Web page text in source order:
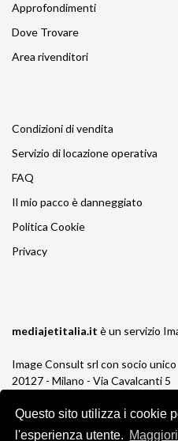
Questo sito utilizza i cookie
l'esperienza utente.
Approfondimenti
Dove Trovare
Area rivenditori
Condizioni di vendita
Servizio di locazione operativa
FAQ
Il mio pacco è danneggiato
Politica Cookie
Privacy
mediajetitalia.it è un servizio
Image Consult srl con socio unico
20127 - Milano - Via Cavalcanti 5
P.IVA e C.F. 03383650961
REA 1673647 CCIAA Milano